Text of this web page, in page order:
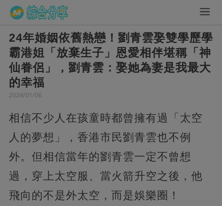
24年婚姻依舊熱戀！劉青雲娶雙學歷學
霸港姐「放棄生子」恩愛相伴堪稱「神
仙眷侶」，劉青雲：娶她為妻是我最大
的幸福
2024/01/06
相信不少人在孩童時都曾擁有過「太空
人的夢想」，香港市民劉青雲也不例
外。但相信當年的劉青雲一定不曾想
過，穿上太空服、當火箭升空之後，他
飛向的不是外太空，而是娛樂圈！